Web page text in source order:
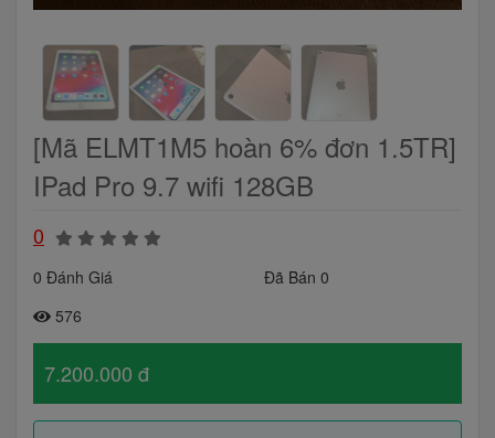
[Mã ELMT1M5 hoàn 6% đơn 1.5TR]
IPad Pro 9.7 wifi 128GB
0
0 Đánh Giá
Đã Bán 0
576
7.200.000 đ